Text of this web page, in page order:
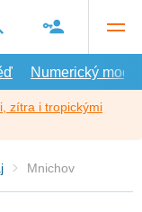
Numerický model
zítra i tropickými
Mnichov